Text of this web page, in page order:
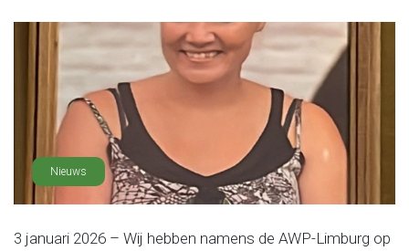
Nieuws
3 januari 2026 – Wij hebben namens de AWP-Limburg op